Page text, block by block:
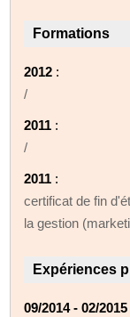
Formations
2012 :
/
2011 :
/
2011 :
certificat de fin
la gestion
Expériences
09/2014 - 02/2015